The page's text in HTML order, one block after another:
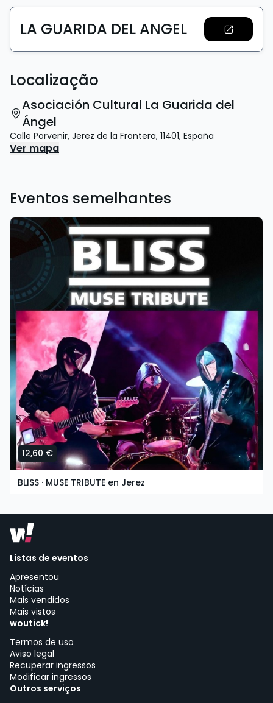
LA GUARIDA DEL ANGEL
Localização
Asociación Cultural La Guarida del
Ángel
Calle Porvenir, Jerez de la Frontera, 11401, España
Ver mapa
Eventos semelhantes
12,60 €
BLISS · MUSE TRIBUTE en Jerez
Listas de eventos
Apresentou
Notícias
Mais vendidos
Mais vistos
woutick!
Termos de uso
Aviso legal
Recuperar ingressos
Modificar ingressos
Outros serviços